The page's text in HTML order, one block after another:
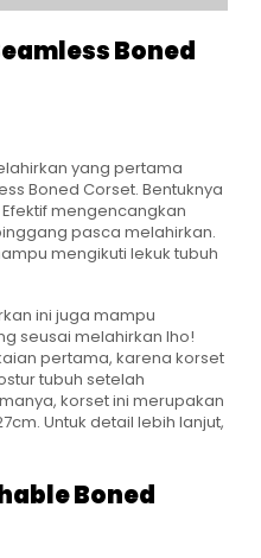
Boned
yang pertama
Boned Corset. Bentuknya
mengencangkan
pasca melahirkan.
mengikuti lekuk tubuh
ini juga mampu
seusai melahirkan lho!
pertama, karena korset
tubuh setelah
korset ini merupakan
Untuk detail lebih lanjut,
Boned